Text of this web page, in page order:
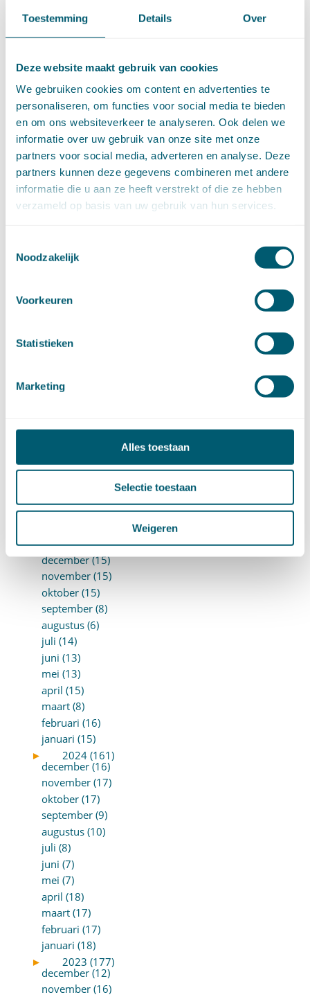
Toestemming Details Over
Deze website maakt gebruik van cookies
We gebruiken cookies om content en advertenties te
personaliseren, om functies voor social media te bieden
en om ons websiteverkeer te analyseren. Ook delen we
informatie over uw gebruik van onze site met onze
partners voor social media, adverteren en analyse. Deze
partners kunnen deze gegevens combineren met andere
informatie die u aan ze heeft verstrekt of die ze hebben
verzameld op basis van uw gebruik van hun services.
Noodzakelijk
Voorkeuren
Statistieken
Marketing
Alles toestaan
Selectie toestaan
Weigeren
Internationaal publiekrecht(25)
Kooprecht(15)
Omgevingsrecht(1)
Ondernemingsrecht (104)
Onteigeningsrecht(72)
Overheidsrecht(183)
Pensioenrecht(27)
Personen- en familierecht(220)
Prejudiciële uitspraken HvJEU (28)
Prejudiciële vragen Hoge Raad(153)
Privacy -AVG(5)
Verbintenissenrecht
Vermogensrecht algemeen
Verzekeringsrecht
mei (7)
maart (17)
februari (16)
►
2025 (153)
december (15)
november (15)
oktober (15)
september (8)
augustus (6)
juli (14)
juni (13)
mei (13)
april (15)
maart (8)
februari (16)
januari (15)
►
2024 (161)
december (16)
november (17)
oktober (17)
september (9)
augustus (10)
juli (8)
juni (7)
mei (7)
april (18)
maart (17)
februari (17)
januari (18)
►
2023 (177)
december (12)
november (16)